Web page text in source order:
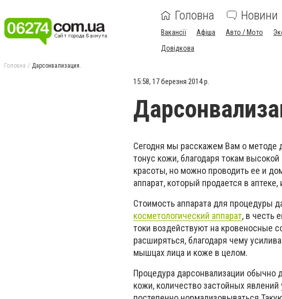
Головна Новини
Вакансії Афіша Авто / Мото
Довідкова
Головна Дарсонвализация.
15:58, 17 березня 2014 р.
Сегодня мы расскажем Вам о методе
тонус кожи, благодаря токам
красоты, но можно проводить ее и
аппарат, который продается в
Стоимость аппарата для процедуры
косметологический аппарат, в честь
токи воздействуют на кровеносные
расширяться, благодаря чему
мышцах лица и коже в целом.
Процедура дарсонвализации обычно
кожи, количество застойных